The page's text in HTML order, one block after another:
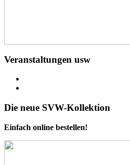
Veranstaltungen usw
Die neue SVW-Kollektion
Einfach online bestellen!